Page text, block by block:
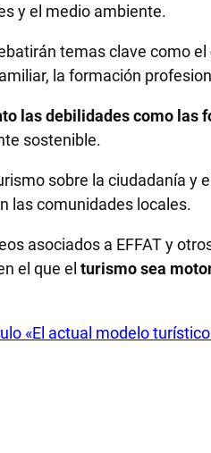
y el medio ambiente.
temas clave como el
la formación
las debilidades como las
sostenible.
sobre la ciudadanía
las comunidades locales.
asociados a EFFAT y
el que el turismo sea
«El actual modelo